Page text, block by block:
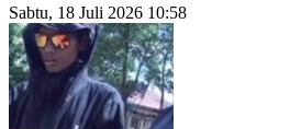
Sabtu, 18 Juli 2026 10:58